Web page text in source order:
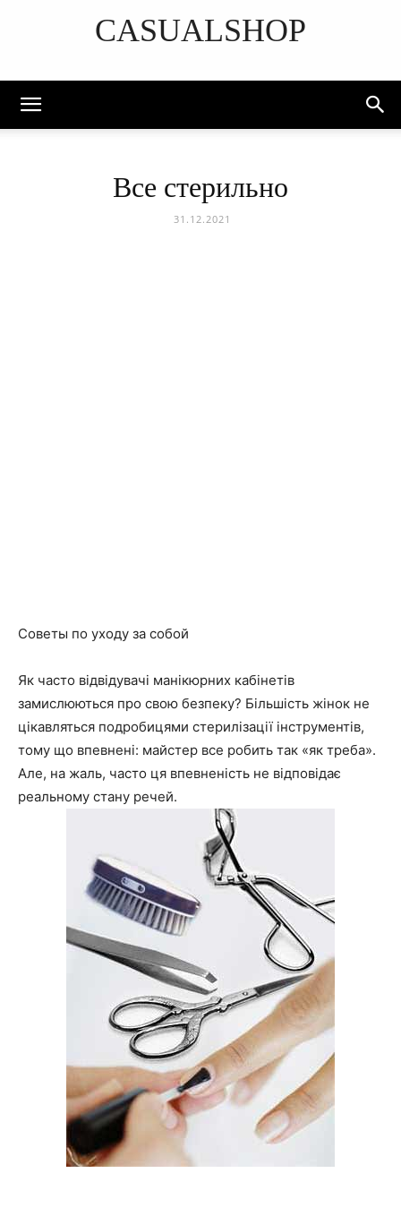
CASUALSHOP
Все стерильно
31.12.2021
Советы по уходу за собой
Як часто відвідувачі манікюрних кабінетів
замислюються про свою безпеку? Більшість жінок не
цікавляться подробицями стерилізації інструментів,
тому що впевнені: майстер все робить так «як треба».
Але, на жаль, часто ця впевненість не відповідає
реальному стану речей.